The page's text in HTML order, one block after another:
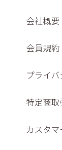
会社概要
会員規約
プライ
特定商
カスタ